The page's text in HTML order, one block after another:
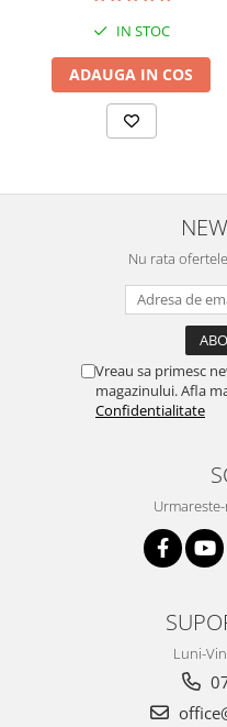
IN STOC
ADAUGA IN COS
Nu rata
Vreau sa primesc
magazinului. Afla
Confidentialitate
Luni-